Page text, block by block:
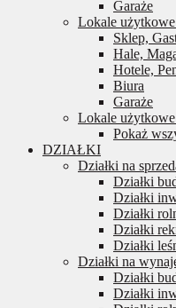
Garaże
Lokale
Sklep,
Hale,
Hotele,
Biura
Garaże
Lokale użytkowe
Pokaż
DZIAŁKI
Działki na
Działki
Działki
Działki
Działki
Działki
Działki na
Działki
Działki